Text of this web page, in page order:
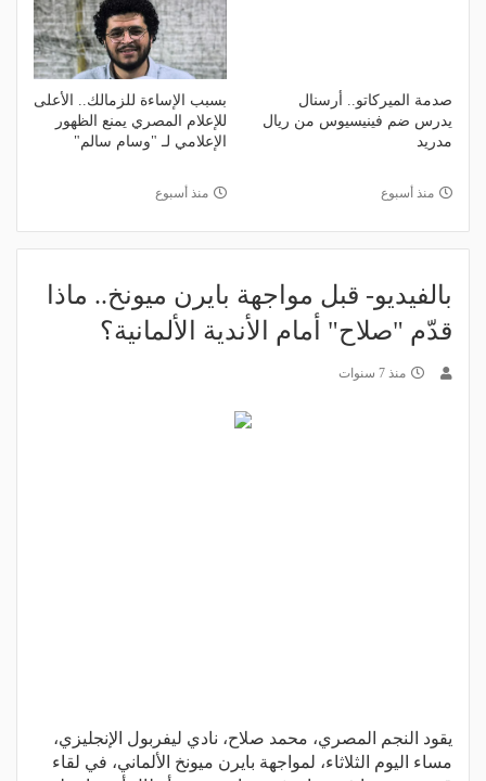
صدمة الميركاتو.. أرسنال
يدرس ضم فينيسيوس من ريال
مدريد
منذ أسبوع
بسبب الإساءة للزمالك.. الأعلى
للإعلام المصري يمنع الظهور
الإعلامي لـ "وسام سالم"
منذ أسبوع
بالفيديو- قبل مواجهة بايرن ميونخ.. ماذا
قدّم "صلاح" أمام الأندية الألمانية؟
منذ 7 سنوات
يقود النجم المصري، محمد صلاح، نادي ليفربول الإنجليزي،
مساء اليوم الثلاثاء، لمواجهة بايرن ميونخ الألماني، في لقاء